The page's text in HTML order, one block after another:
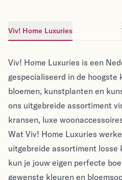
Viv! Home Luxuries
Viv! Home Luxuries
Viv! Home Luxuries
Viv! Home Luxuries is een
gespecialiseerd in de hoogste
bloemen, kunstplanten en
ons uitgebreide assortiment
kransen, luxe
Wat Viv! Home Luxuries
uitgebreide assortiment losse
kun je jouw eigen perfecte
gewenste kleuren en